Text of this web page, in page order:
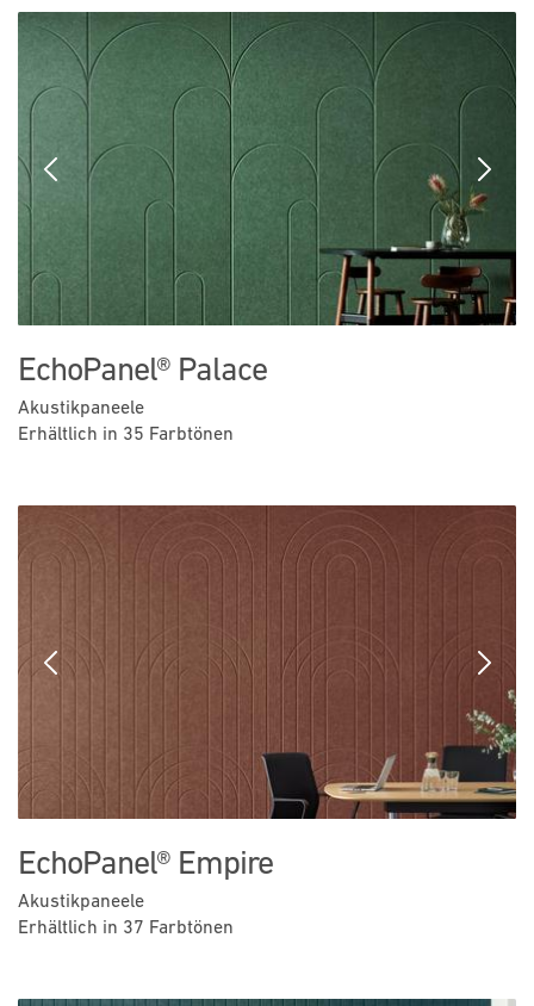
Previous Next
EchoPanel® Palace
Akustikpaneele
Erhältlich in 35 Farbtönen
Previous Next
EchoPanel® Empire
Akustikpaneele
Erhältlich in 37 Farbtönen